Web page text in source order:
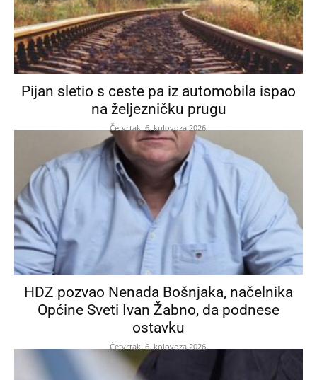
Pijan sletio s ceste pa iz automobila ispao
na željezničku prugu
Četvrtak, 6. kolovoza 2026.
HDZ pozvao Nenada Bošnjaka, načelnika
Općine Sveti Ivan Žabno, da podnese
ostavku
Četvrtak, 6. kolovoza 2026.